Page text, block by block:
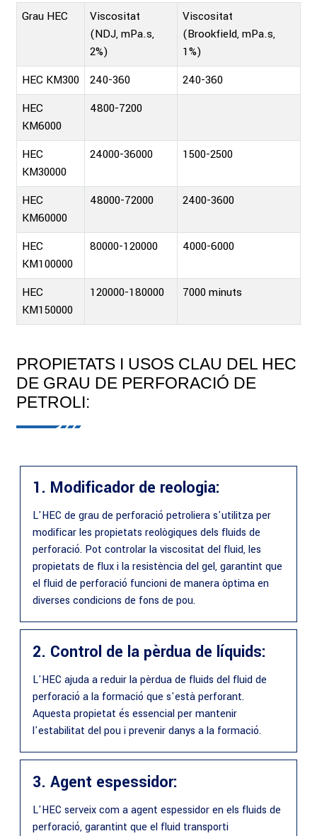
Grau HEC
Viscositat
(NDJ, mPa.s,
2%)
Viscositat
(Brookfield, mPa.s,
1%)
HEC KM300
240-360
240-360
HEC
KM6000
4800-7200
HEC
KM30000
24000-36000 1500-2500
HEC
KM60000
48000-72000 2400-3600
HEC
KM100000
80000-120000 4000-6000
HEC
KM150000
120000-180000 7000 minuts
PROPIETATS I USOS CLAU DEL HEC
DE GRAU DE PERFORACIÓ DE
PETROLI:
1. Modificador de reologia:
L'HEC de grau de perforació petroliera s'utilitza per
modificar les propietats reològiques dels fluids de
perforació. Pot controlar la viscositat del fluid, les
propietats de flux i la resistència del gel, garantint que
el fluid de perforació funcioni de manera òptima en
diverses condicions de fons de pou.
2. Control de la pèrdua de líquids:
L'HEC ajuda a reduir la pèrdua de fluids del fluid de
perforació a la formació que s'està perforant.
Aquesta propietat és essencial per mantenir
l'estabilitat del pou i prevenir danys a la formació.
3. Agent espessidor:
L'HEC serveix com a agent espessidor en els fluids de
perforació, garantint que el fluid transporti